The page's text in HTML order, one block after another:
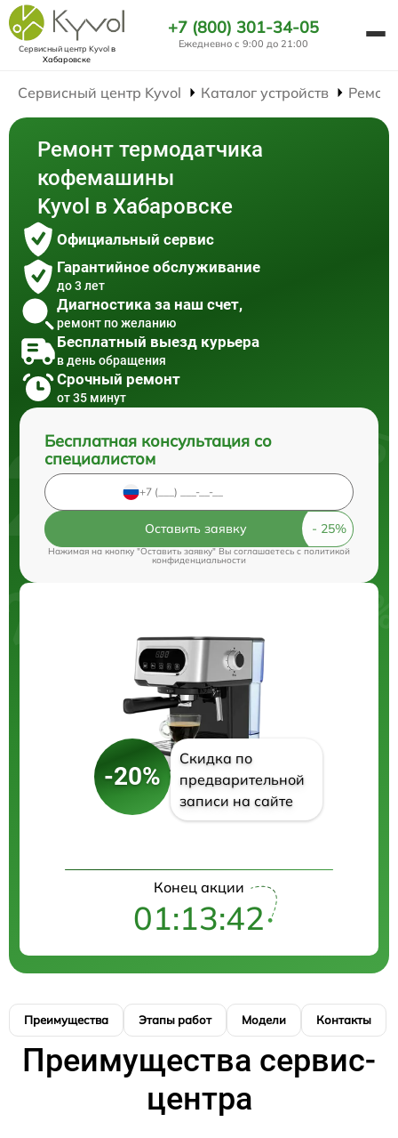
Сервисный центр Kyvolв
Хабаровске
+7 (800) 301-34-05
Ежедневно с 9:00 до 21:00
Сервисный центр Kyvol Каталог устройств
Ремонт термодатчика
кофемашины
Kyvol в Хабаровске
Официальный сервис
Гарантийное обслуживание
до 3 лет
Диагностика за наш счет,
ремонт по желанию
Бесплатный выезд курьера
в день обращения
Срочный ремонт
от 35 минут
Бесплатная консультация со
специалистом
Оставить заявку
Нажимая на кнопку "Оставить заявку" Вы соглашаетесь cполитикой
конфиденциальности
-20%
Скидка по
предварительной
записи на сайте
Конец акции
01:13:42
Преимущества Этапы работ Модели Контакты
Преимущества сервис-
центра